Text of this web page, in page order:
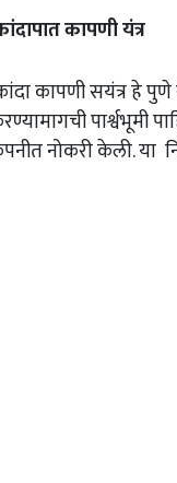
कापणी
कापणी सयंत्र हे
पार्श्वभूमी
नोकरी केली. या